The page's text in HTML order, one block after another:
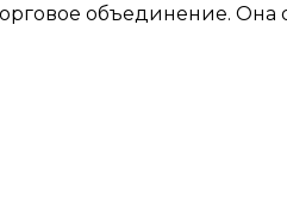
объединение. Она